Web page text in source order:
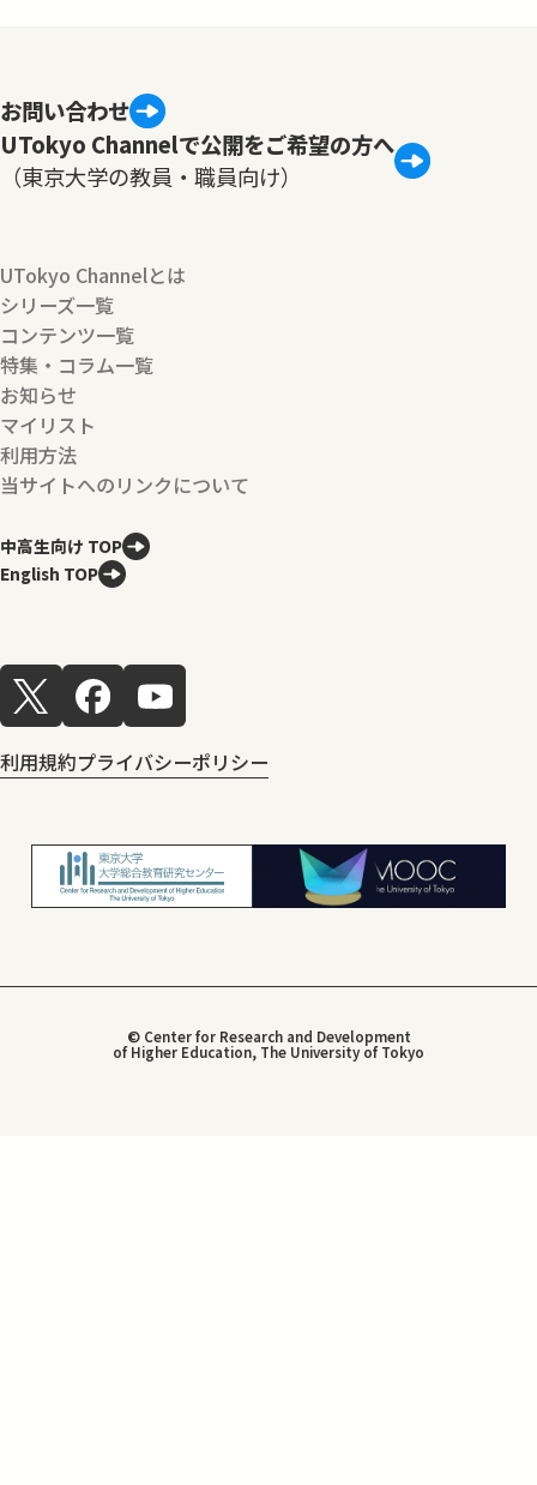
お問い合わせ
UTokyo Channelで公開をご希望の方へ
（東京大学の教員・職員向け）
UTokyo Channelとは
シリーズ一覧
コンテンツ一覧
特集・コラム一覧
お知らせ
マイリスト
利用方法
当サイトへのリンクについて
中高生向け TOP
English TOP
利用規約プライバシーポリシー
© Center for Research and Development
of Higher Education, The University of Tokyo